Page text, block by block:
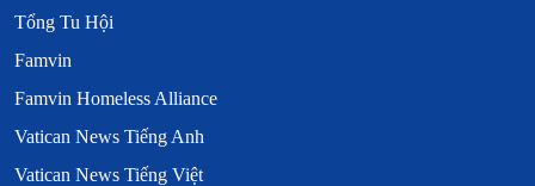
Tổng Tu Hội
Famvin
Famvin Homeless Alliance
Vatican News Tiếng Anh
Vatican News Tiếng Việt